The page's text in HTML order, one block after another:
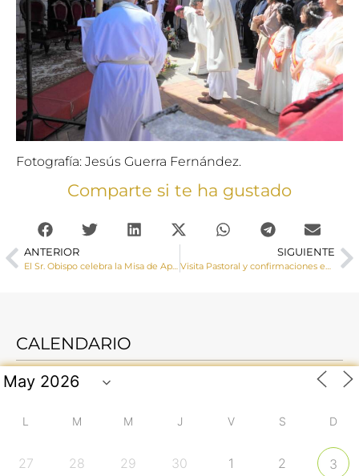
Fotografía: Jesús Guerra Fernández.
Comparte si te ha gustado
ANTERIOR SIGUIENTE
CALENDARIO
L M M J V S D
27 28 29 30 1 2 3